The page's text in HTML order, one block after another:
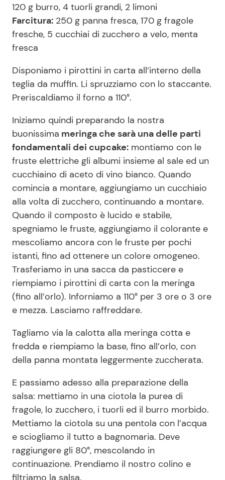
Privacy Policy
120 g burro, 4 tuorli grandi, 2 limoni
Farcitura: 250 g panna fresca, 170 g fragole
fresche, 5 cucchiai di zucchero a velo, menta
fresca
Disponiamo i pirottini in carta all’interno della
teglia da muffin. Li spruzziamo con lo staccante.
Preriscaldiamo il forno a 110°.
Iniziamo quindi preparando la nostra
buonissima meringa che sarà una delle parti
fondamentali dei cupcake: montiamo con le
fruste elettriche gli albumi insieme al sale ed un
cucchiaino di aceto di vino bianco. Quando
comincia a montare, aggiungiamo un cucchiaio
alla volta di zucchero, continuando a montare.
Quando il composto è lucido e stabile,
spegniamo le fruste, aggiungiamo il colorante e
mescoliamo ancora con le fruste per pochi
istanti, fino ad ottenere un colore omogeneo.
Trasferiamo in una sacca da pasticcere e
riempiamo i pirottini di carta con la meringa
(fino all’orlo). Inforniamo a 110° per 3 ore o 3 ore
e mezza. Lasciamo raffreddare.
Tagliamo via la calotta alla meringa cotta e
fredda e riempiamo la base, fino all’orlo, con
della panna montata leggermente zuccherata.
E passiamo adesso alla preparazione della
salsa: mettiamo in una ciotola la purea di
fragole, lo zucchero, i tuorli ed il burro morbido.
Mettiamo la ciotola su una pentola con l’acqua
e sciogliamo il tutto a bagnomaria. Deve
raggiungere gli 80°, mescolando in
continuazione. Prendiamo il nostro colino e
filtriamo la salsa.